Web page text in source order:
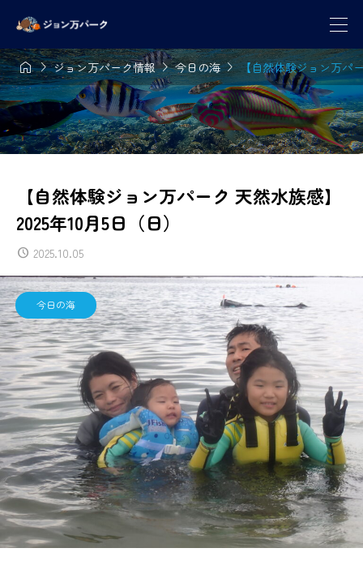
ジョン万パーク情報今日の海【自然体験ジョン万パ
【自然体験ジョン万パーク 天然水族感】
2025年10月5日（日）
2025.10.05
今日の海